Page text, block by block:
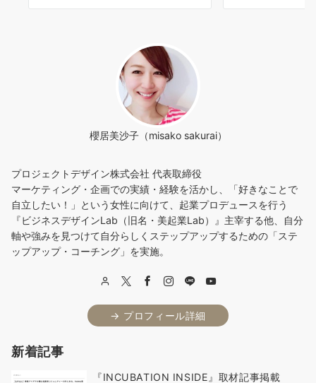
櫻居美沙子（misako sakurai）
プロジェクトデザイン株式会社 代表取締役
マーケティング・企画での実績・経験を活かし、「好きなことで
自立したい！」という女性に向けて、起業プロデュースを行う
『ビジネスデザインLab（旧名・美起業Lab）』主宰する他、自分
軸や強みを見つけて自分らしくステップアップするための「ステ
ップアップ・コーチング」を実施。
→ プロフィール詳細
新着記事
『INCUBATION INSIDE』取材記事掲載